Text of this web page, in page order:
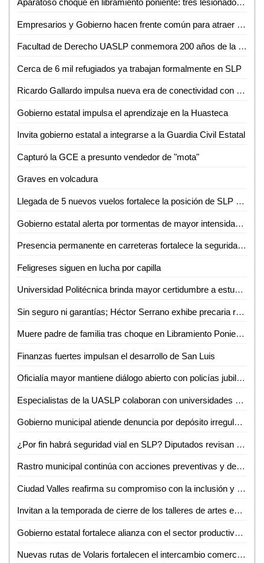
Aparatoso choque en libramiento poniente: tres lesionados, dos de ellos graves
Empresarios y Gobierno hacen frente común para atraer nuevas empresas a SLP
Facultad de Derecho UASLP conmemora 200 años de la primera Cátedra Prima de Leyes
Cerca de 6 mil refugiados ya trabajan formalmente en SLP
Ricardo Gallardo impulsa nueva era de conectividad con ampliación de rutas de Volaris
Gobierno estatal impulsa el aprendizaje en la Huasteca
Invita gobierno estatal a integrarse a la Guardia Civil Estatal
Capturó la GCE a presunto vendedor de "mota"
Graves en volcadura
Llegada de 5 nuevos vuelos fortalece la posición de SLP como destino turístico y de negocios
Gobierno estatal alerta por tormentas de mayor intensidad durante la noche
Presencia permanente en carreteras fortalece la seguridad de las familias potosinas
Feligreses siguen en lucha por capilla
Universidad Politécnica brinda mayor certidumbre a estudiantes
Sin seguro ni garantías; Héctor Serrano exhibe precaria realidad de prensa potosina
Muere padre de familia tras choque en Libramiento Poniente; su hijo continúa grave
Finanzas fuertes impulsan el desarrollo de San Luis
Oficialía mayor mantiene diálogo abierto con policías jubilados y pensionados
Especialistas de la UASLP colaboran con universidades de Estados Unidos en investigación sobre chikungunya
Gobierno municipal atiende denuncia por depósito irregular de basura en Villas del Real de Santiago
¿Por fin habrá seguridad vial en SLP? Diputados revisan a marchas forzadas "Ley Santi"
Rastro municipal continúa con acciones preventivas y de concientización contra el gusano barrenador del ganado
Ciudad Valles reafirma su compromiso con la inclusión y el respeto a la diversidad
Invitan a la temporada de cierre de los talleres de artes escénicas, danza y teatro en el CeartSLP
Gobierno estatal fortalece alianza con el sector productivo para impulsar crecimiento económico
Nuevas rutas de Volaris fortalecen el intercambio comercial y turístico de San Luis Potosí